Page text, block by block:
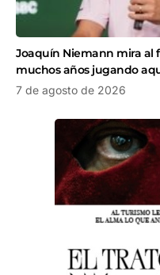
Joaquín Niemann mira al
muchos años jugando
7 de agosto de 2026